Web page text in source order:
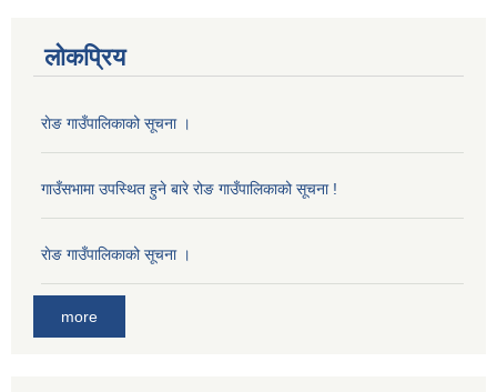
लोकप्रिय
राेङ गाउँपालिकाको सूचना ।
गाउँसभामा उपस्थित हुने बारे रोङ गाउँपालिकाको सूचना !
राेङ गाउँपालिकाको सूचना ।
more